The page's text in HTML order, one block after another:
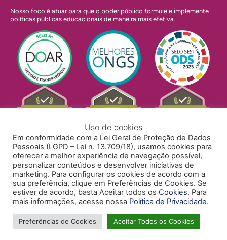
Nosso foco é atuar para que o poder público formule e implemente
políticas públicas educacionais de maneira mais efetiva.
POLÍTICA DE PRIVACIDADE
ACESSIBILIDADE
TRABALHE CONOSCO
Uso de cookies
Em conformidade com a Lei Geral de Proteção de Dados
Pessoais (LGPD – Lei n. 13.709/18), usamos cookies para
oferecer a melhor experiência de navegação possível,
personalizar conteúdos e desenvolver iniciativas de
marketing. Para configurar os cookies de acordo com a
sua preferência, clique em Preferências de Cookies. Se
estiver de acordo, basta Aceitar todos os Cookies. Para
mais informações, acesse nossa Política de Privacidade.
Preferências de Cookies Aceitar Todos os Cookies